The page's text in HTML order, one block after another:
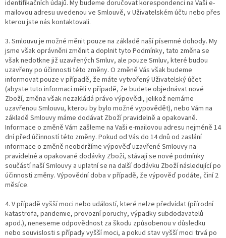
identifikačních údajů. My budeme doručovat korespondenci na Vaši e-
mailovou adresu uvedenou ve Smlouvě, v Uživatelském účtu nebo přes
kterou jste nás kontaktovali.
3. Smlouvu je možné měnit pouze na základě naší písemné dohody. My
jsme však oprávněni změnit a doplnit tyto Podmínky, tato změna se
však nedotkne již uzavřených Smluv, ale pouze Smluv, které budou
uzavřeny po účinnosti této změny. O změně Vás však budeme
informovat pouze v případě, že máte vytvořený Uživatelský účet
(abyste tuto informaci měli v případě, že budete objednávat nové
Zboží, změna však nezakládá právo výpovědi, jelikož nemáme
uzavřenou Smlouvu, kterou by bylo možné vypovědět), nebo Vám na
základě Smlouvy máme dodávat Zboží pravidelně a opakovaně.
Informace o změně Vám zašleme na Vaši e-mailovou adresu nejméně 14
dní před účinností této změny. Pokud od Vás do 14 dnů od zaslání
informace o změně neobdržíme výpověď uzavřené Smlouvy na
pravidelné a opakované dodávky Zboží, stávají se nové podmínky
součástí naší Smlouvy a uplatní se na další dodávku Zboží následující po
účinnosti změny. Výpovědní doba v případě, že výpověď podáte, činí 2
měsíce.
4. V případě vyšší moci nebo událostí, které nelze předvídat (přírodní
katastrofa, pandemie, provozní poruchy, výpadky subdodavatelů
apod.), neneseme odpovědnost za škodu způsobenou v důsledku
nebo souvislosti s případy vyšší moci, a pokud stav vyšší moci trvá po